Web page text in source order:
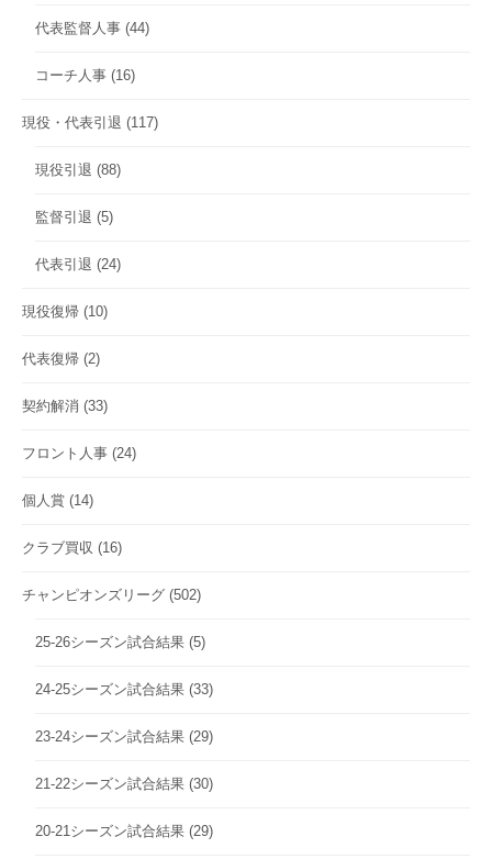
代表監督人事 (44)
コーチ人事 (16)
現役・代表引退 (117)
現役引退 (88)
監督引退 (5)
代表引退 (24)
現役復帰 (10)
代表復帰 (2)
契約解消 (33)
フロント人事 (24)
個人賞 (14)
クラブ買収 (16)
チャンピオンズリーグ (502)
25-26シーズン試合結果 (5)
24-25シーズン試合結果 (33)
23-24シーズン試合結果 (29)
21-22シーズン試合結果 (30)
20-21シーズン試合結果 (29)